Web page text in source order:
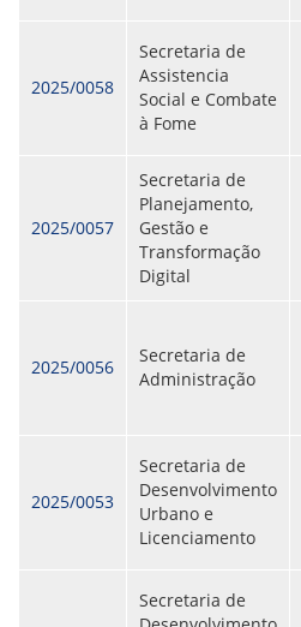
2025/0058
Secretaria de
Assistencia
Social e Combate
à Fome
2025/0057
Secretaria de
Planejamento,
Gestão e
Transformação
Digital
2025/0056
Secretaria de
Administração
2025/0053
Secretaria de
Desenvolvimento
Urbano e
Licenciamento
Secretaria de